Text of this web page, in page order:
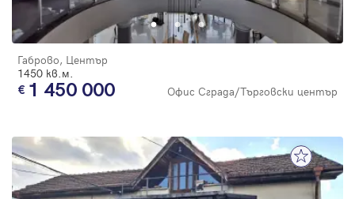
Габрово, Център
1450 кв.м.
1 450 000 Офис Сграда/Търговски център